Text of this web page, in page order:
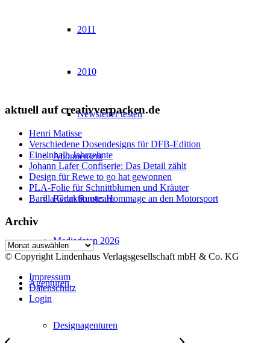
2011
2010
Newsletter testen
Abonnement
Redaktionsteam
Mediadaten 2026
Agenturen
Designagenturen
aktuell auf creativverpacken.de
Henri Matisse
Verschiedene Dosendesigns für DFB-Edition
Eineinhalb Jahrzehnte
Johann Lafer Confiserie: Das Detail zählt
Design für Rewe to go hat gewonnen
PLA-Folie für Schnittblumen und Kräuter
Barilla Gran Ruote: Hommage an den Motorsport
Archiv
Archiv
© Copyright Lindenhaus Verlagsgesellschaft mbH & Co. KG
Impressum
Datenschutz
Login